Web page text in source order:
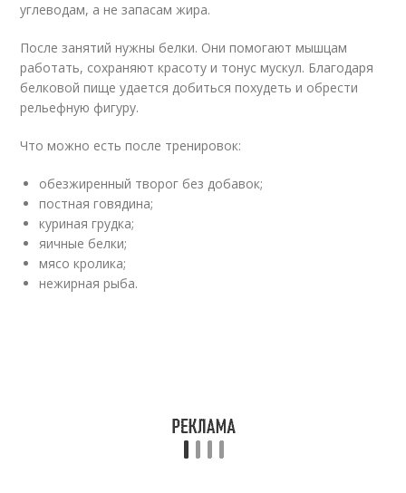
углеводам, а не запасам жира.
После занятий нужны белки. Они помогают мышцам
работать, сохраняют красоту и тонус мускул. Благодаря
белковой пище удается добиться похудеть и обрести
рельефную фигуру.
Что можно есть после тренировок:
обезжиренный творог без добавок;
постная говядина;
куриная грудка;
яичные белки;
мясо кролика;
нежирная рыба.